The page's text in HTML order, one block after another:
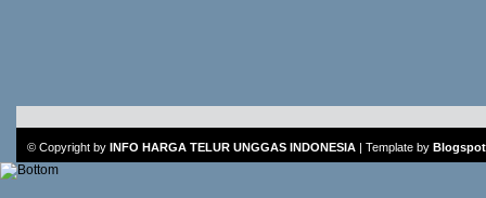
© Copyright by INFO HARGA TELUR UNGGAS INDONESIA Template by